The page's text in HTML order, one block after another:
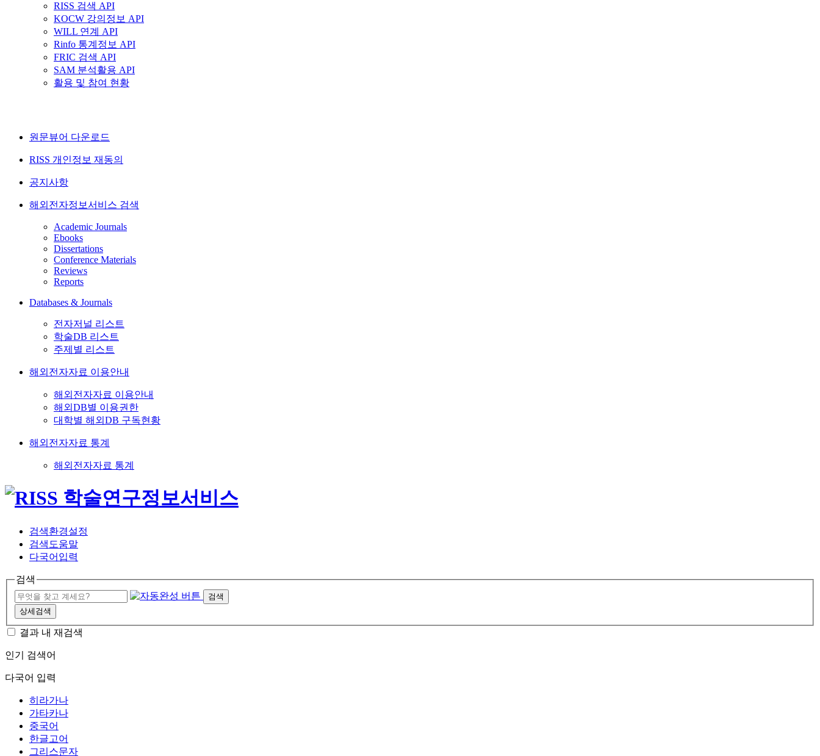
RISS 검색 API
KOCW 강의정보 API
WILL 연계 API
Rinfo 통계정보 API
FRIC 검색 API
SAM 분석활용 API
활용 및 참여 현황
원문뷰어 다운로드
RISS 개인정보 재동의
공지사항
해외전자정보서비스 검색
Academic Journals
Ebooks
Dissertations
Conference Materials
Reviews
Reports
Databases & Journals
전자저널 리스트
학술DB 리스트
주제별 리스트
해외전자자료 이용안내
해외전자자료 이용안내
해외DB별 이용권한
대학별 해외DB 구독현황
해외전자자료 통계
해외전자자료 통계
검색환경설정
검색도움말
다국어입력
검색
검색
상세검색
결과 내 재검색
인기 검색어
다국어 입력
히라가나
가타카나
중국어
한글고어
그리스문자